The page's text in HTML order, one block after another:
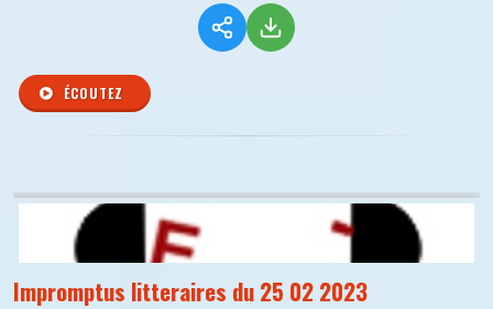
ÉCOUTEZ
Impromptus litteraires du 25 02 2023